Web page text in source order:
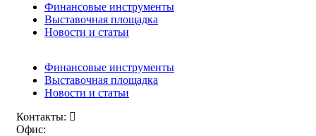
Финансовые инструменты
Выставочная площадка
Новости и статьи
Финансовые инструменты
Выставочная площадка
Новости и статьи
Контакты:
Офис: